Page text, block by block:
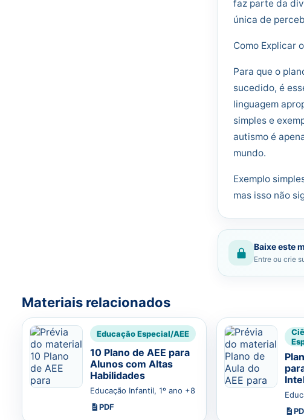
faz parte da
única de
Como Explicar
Para que o
sucedido, é
linguagem
simples e
autismo é
mundo.
Exemplo
mas isso não
Baixe este
Entre ou crie
Materiais relacionados
Educação Especial/AEE
10 Plano de AEE para
Alunos com Altas
Habilidades
Educação Infantil, 1º ano +8
PDF